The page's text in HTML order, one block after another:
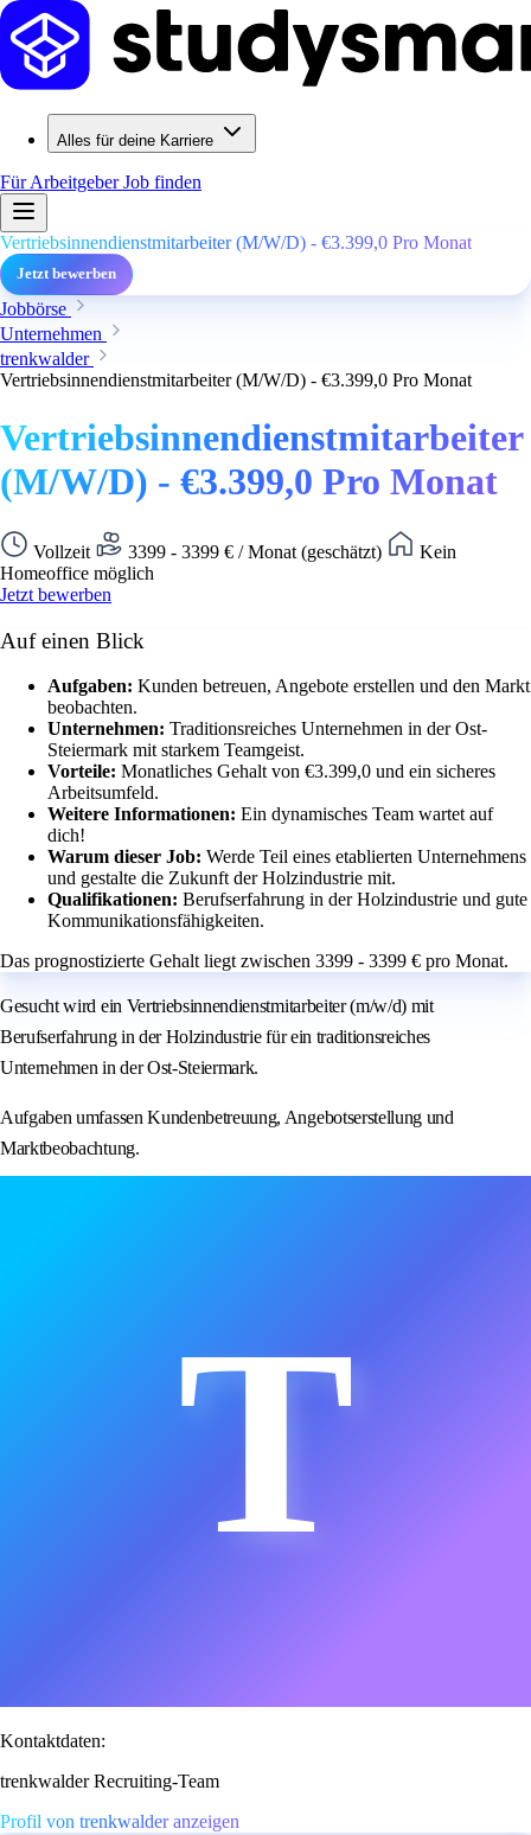
Alles für deine Karriere
Für ArbeitgeberJob finden
Vertriebsinnendienstmitarbeiter (M/W/D) - €3.399,0 Pro Monat
Jetzt bewerben
Jobbörse
Unternehmen
trenkwalder
Vertriebsinnendienstmitarbeiter (M/W/D) - €3.399,0 Pro Monat
Vertriebsinnendienstmitarbeiter
(M/W/D) - €3.399,0 Pro Monat
Vollzeit 3399 - 3399 € / Monat (geschätzt)
Kein
Homeoffice möglich
Jetzt bewerben
Auf einen Blick
Aufgaben: Kunden betreuen, Angebote erstellen und den Markt
beobachten.
Unternehmen: Traditionsreiches Unternehmen in der Ost-
Steiermark mit starkem Teamgeist.
Vorteile: Monatliches Gehalt von €3.399,0 und ein sicheres
Arbeitsumfeld.
Weitere Informationen: Ein dynamisches Team wartet auf
dich!
Warum dieser Job: Werde Teil eines etablierten Unternehmens
und gestalte die Zukunft der Holzindustrie mit.
Qualifikationen: Berufserfahrung in der Holzindustrie und gute
Kommunikationsfähigkeiten.
Das prognostizierte Gehalt liegt zwischen 3399 - 3399 € pro Monat.
Gesucht wird ein Vertriebsinnendienstmitarbeiter (m/w/d) mit
Berufserfahrung in der Holzindustrie für ein traditionsreiches
Unternehmen in der Ost-Steiermark.
Aufgaben umfassen Kundenbetreuung, Angebotserstellung und
Marktbeobachtung.
T
Kontaktdaten:
trenkwalder Recruiting-Team
Profil von trenkwalder anzeigen